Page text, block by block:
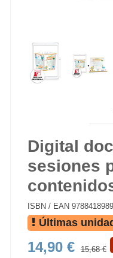
Digital
sesiones
ISBN / EAN
Últimas
14,90 € 15,68 €